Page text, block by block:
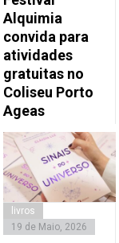
Alquimia
convida para
atividades
gratuitas no
Coliseu Porto
Ageas
livros
19 de Maio, 2026